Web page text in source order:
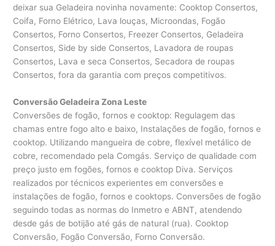
deixar sua Geladeira novinha novamente: Cooktop Consertos,
Coifa, Forno Elétrico, Lava louças, Microondas, Fogão
Consertos, Forno Consertos, Freezer Consertos, Geladeira
Consertos, Side by side Consertos, Lavadora de roupas
Consertos, Lava e seca Consertos, Secadora de roupas
Consertos, fora da garantia com preços competitivos.
Conversão Geladeira Zona Leste
Conversões de fogão, fornos e cooktop: Regulagem das
chamas entre fogo alto e baixo, Instalações de fogão, fornos e
cooktop. Utilizando mangueira de cobre, flexível metálico de
cobre, recomendado pela Comgás. Serviço de qualidade com
preço justo em fogões, fornos e cooktop Diva. Serviços
realizados por técnicos experientes em conversões e
instalações de fogão, fornos e cooktops. Conversões de fogão
seguindo todas as normas do Inmetro e ABNT, atendendo
desde gás de botijão até gás de natural (rua). Cooktop
Conversão, Fogão Conversão, Forno Conversão.